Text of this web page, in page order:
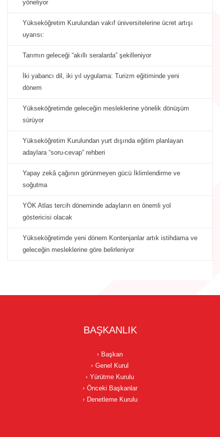
yöneliyor
Yükseköğretim Kurulundan vakıf üniversitelerine ücret artışı
uyarısı:
Tarımın geleceği “akıllı seralarda” şekilleniyor
İki yabancı dil, iki yıl uygulama: Turizm eğitiminde yeni
dönem
Yükseköğretimde geleceğin mesleklerine yönelik dönüşüm
sürüyor
Yükseköğretim Kurulundan yurt dışında eğitim planlayan
adaylara “soru-cevap” rehberi
Yapay zekâ çağının görünmeyen gücü İklimlendirme ve
soğutma
YÖK Atlas tercih döneminde adayların en önemli yol
göstericisi olacak
Yükseköğretimde yeni dönem Kontenjanlar artık istihdama ve
geleceğin mesleklerine göre belirleniyor
BAŞKANLIK
Başkan
Genel Kurul
Yürütme Kurulu
Önceki Başkanlar
Denetleme Kurulu